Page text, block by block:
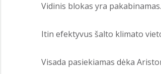
Vidinis blokas yra
Itin efektyvus šalto klimato
Visada pasiekiamas dėka